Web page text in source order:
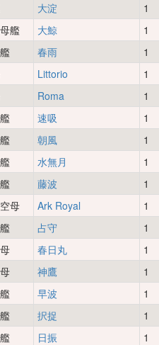
大淀
1
艦 大鯨
1
春雨
1
Littorio
1
Roma
1
速吸
1
朝風
1
水無月
1
藤波
1
母 Ark Royal
1
占守
1
春日丸
1
神鷹
1
早波
1
択捉
1
日振
1